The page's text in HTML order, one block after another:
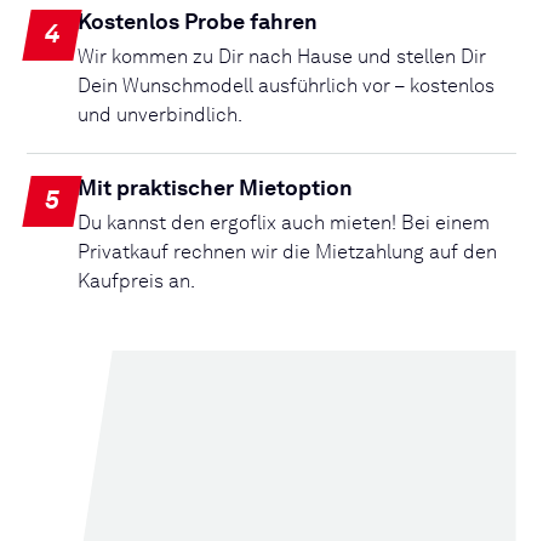
4 Kostenlos Probe fahren
Wir kommen zu Dir nach Hause und stellen Dir
Dein Wunschmodell ausführlich vor – kostenlos
und unverbindlich.
5 Mit praktischer Mietoption
Du kannst den ergoflix auch mieten! Bei einem
Privatkauf rechnen wir die Mietzahlung auf den
Kaufpreis an.